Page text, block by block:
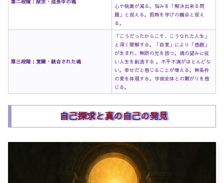
第二段階：探求・成長中の魂
心や執着が減る。悩みを「解決出来る問
題」と捉える。困難を学びの機会と捉え
る。
第三段階：覚醒・統合された魂
「こうだったからこそ、こうなれた人生」
と深く理解する。「自覚」により「感謝」
が生まれ、無限の光を放つ。魂の望みに従
い人生を創造する 。不平不満がほとんどな
い。幸せだと感じることが増える。無条件
の愛を体現する。宇宙全体との繋がりを感
じる。
自己探求と真の自己の発見